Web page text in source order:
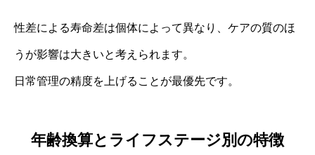
性差による寿命差は個体によって異なり、ケアの質のほ
うが影響は大きいと考えられます。
日常管理の精度を上げることが最優先です。
年齢換算とライフステージ別の特徴